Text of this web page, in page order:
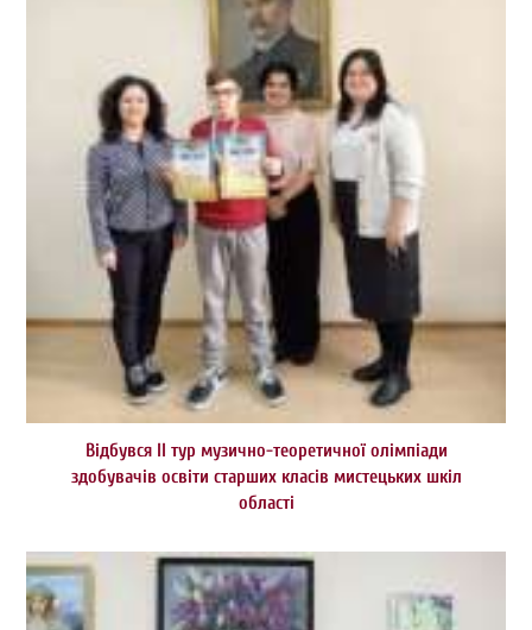
Відбувся ІІ тур музично-теоретичної олімпіади
здобувачів освіти старших класів мистецьких шкіл
області